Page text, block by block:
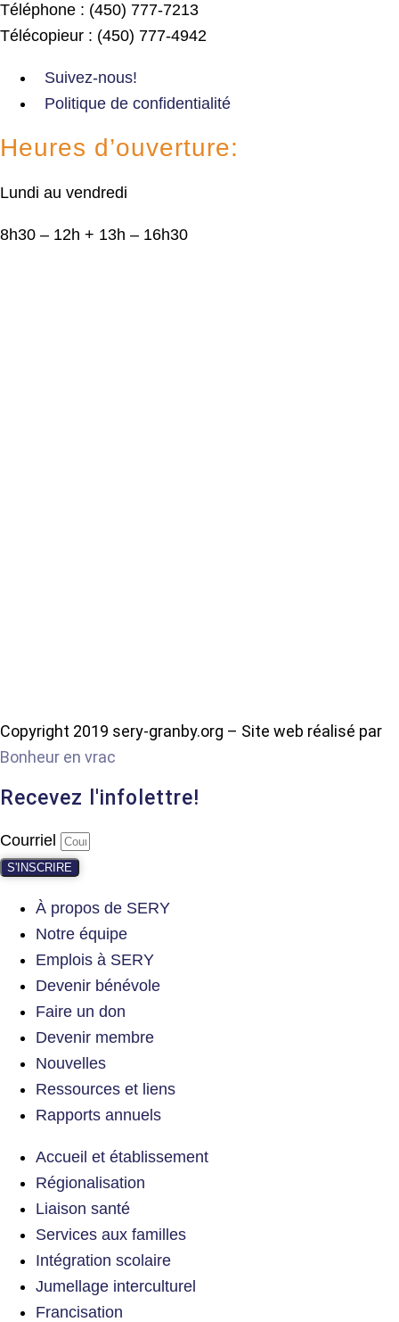
Téléphone : (450) 777-7213
Télécopieur : (450) 777-4942
Suivez-nous!
Politique de confidentialité
Heures d’ouverture:
Lundi au vendredi
8h30 – 12h + 13h – 16h30
Copyright 2019 sery-granby.org – Site web réalisé par
Bonheur en vrac
Recevez l'infolettre!
Courriel
S'INSCRIRE
À propos de SERY
Notre équipe
Emplois à SERY
Devenir bénévole
Faire un don
Devenir membre
Nouvelles
Ressources et liens
Rapports annuels
Accueil et établissement
Régionalisation
Liaison santé
Services aux familles
Intégration scolaire
Jumellage interculturel
Francisation